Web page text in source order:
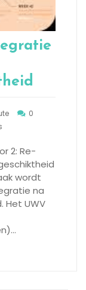
0
2: Re-
wordt
na
Het UWV